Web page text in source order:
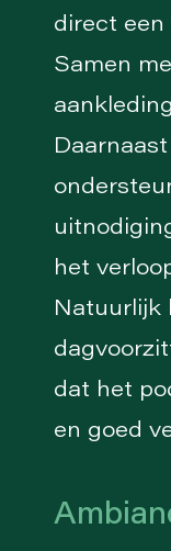
direct
Samen
het
Natuurlijk
dat het
en goed